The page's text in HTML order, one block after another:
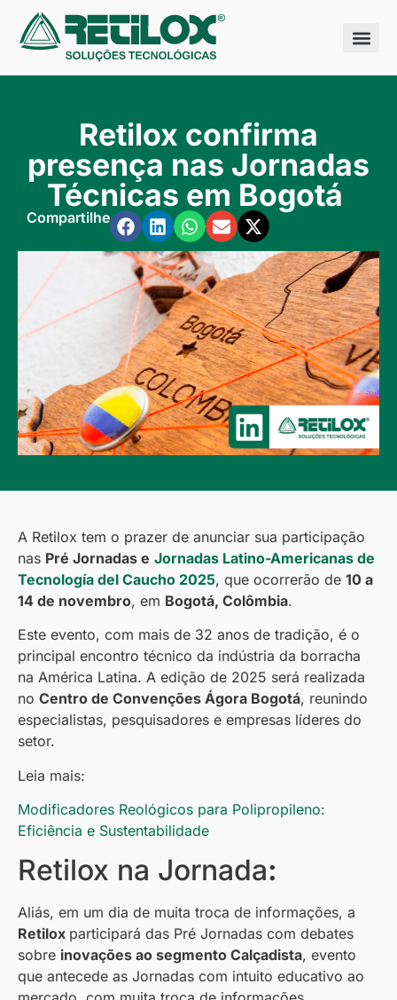
Retilox confirma
presença nas Jornadas
Técnicas em Bogotá
Compartilhe
A Retilox tem o prazer de anunciar sua participação
nas Pré Jornadas e Jornadas Latino-Americanas de
Tecnología del Caucho 2025, que ocorrerão de 10 a
14 de novembro, em Bogotá, Colômbia.
Este evento, com mais de 32 anos de tradição, é o
principal encontro técnico da indústria da borracha
na América Latina. A edição de 2025 será realizada
no Centro de Convenções Ágora Bogotá, reunindo
especialistas, pesquisadores e empresas líderes do
setor.
Leia mais:
Modificadores Reológicos para Polipropileno:
Eficiência e Sustentabilidade
Retilox na Jornada:
Aliás, em um dia de muita troca de informações, a
Retilox participará das Pré Jornadas com debates
sobre inovações ao segmento Calçadista, evento
que antecede as Jornadas com intuito educativo ao